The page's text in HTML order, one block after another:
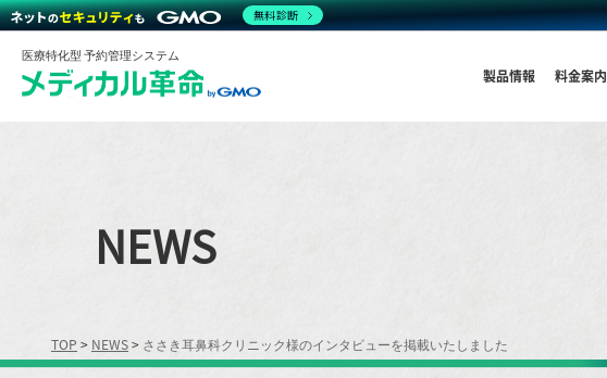
医療特化型 予約管理システム
製品情報 料金案内
NEWS
TOP > NEWS > ささき耳鼻科クリニック様のインタビューを掲載いたしました
無料診断